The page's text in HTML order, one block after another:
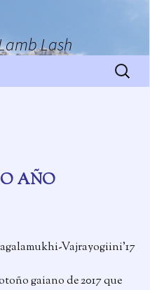
Lash
Buscar:
AÑO
Vajrayogiini’17
gaiano de 2017 que